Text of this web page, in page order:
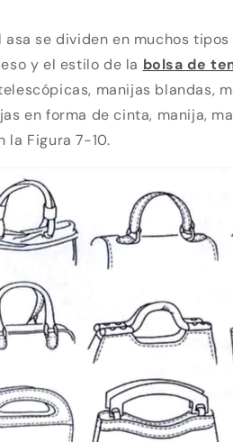
se dividen en muchos
y el estilo de la bolsa de
manijas blandas,
en forma de cinta, manija,
la Figura 7-10.